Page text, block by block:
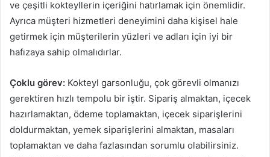
ve çeşitli kokteyllerin içeriğini hatırlamak için önemlidir.
Ayrıca müşteri hizmetleri deneyimini daha kişisel hale
getirmek için müşterilerin yüzleri ve adları için iyi bir
hafızaya sahip olmalıdırlar.
Çoklu görev: Kokteyl garsonluğu, çok görevli olmanızı
gerektiren hızlı tempolu bir iştir. Sipariş almaktan, içecek
hazırlamaktan, ödeme toplamaktan, içecek siparişlerini
doldurmaktan, yemek siparişlerini almaktan, masaları
toplamaktan ve daha fazlasından sorumlu olabilirsiniz.